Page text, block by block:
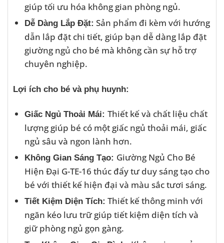
giúp tối ưu hóa không gian phòng ngủ.
Dễ Dàng Lắp Đặt: Sản phẩm đi kèm với hướng
dẫn lắp đặt chi tiết, giúp bạn dễ dàng lắp đặt
giường ngủ cho bé mà không cần sự hỗ trợ
chuyên nghiệp.
Lợi ích cho bé và phụ huynh:
Giấc Ngủ Thoải Mái: Thiết kế và chất liệu chất
lượng giúp bé có một giấc ngủ thoải mái, giấc
ngủ sâu và ngon lành hơn.
Không Gian Sáng Tạo: Giường Ngủ Cho Bé
Hiện Đại G-TE-16 thúc đẩy tư duy sáng tạo cho
bé với thiết kế hiện đại và màu sắc tươi sáng.
Tiết Kiệm Diện Tích: Thiết kế thông minh với
ngăn kéo lưu trữ giúp tiết kiệm diện tích và
giữ phòng ngủ gọn gàng.